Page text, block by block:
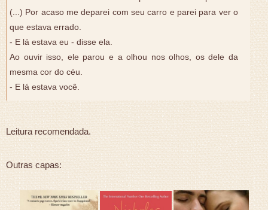
(...) Por acaso me deparei com seu carro e parei para ver o
que estava errado.
- E lá estava eu - disse ela.
Ao ouvir isso, ele parou e a olhou nos olhos, os dele da
mesma cor do céu.
- E lá estava você.
Leitura recomendada.
Outras capas: